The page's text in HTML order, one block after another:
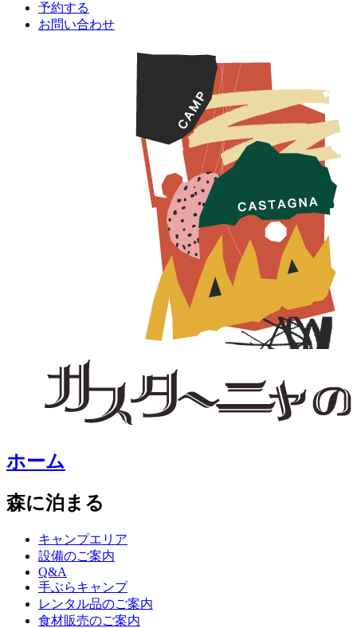
予約する
お問い合わせ
ホーム
森に泊まる
キャンプエリア
設備のご案内
Q&A
手ぶらキャンプ
レンタル品のご案内
食材販売のご案内